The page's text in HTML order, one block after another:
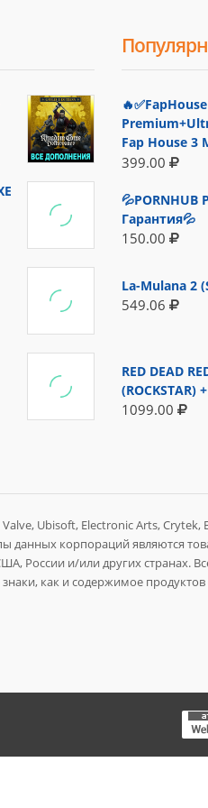
🔥✅FapHouse
Fap House 3
399.00
💦PORNHUB
Гарантия💦
150.00
La-Mulana 2
549.06
RED DEAD
1099.00
Ubisoft, Electronic Arts, Crytek,
данных корпораций являются
России и/или других странах.
как и содержимое